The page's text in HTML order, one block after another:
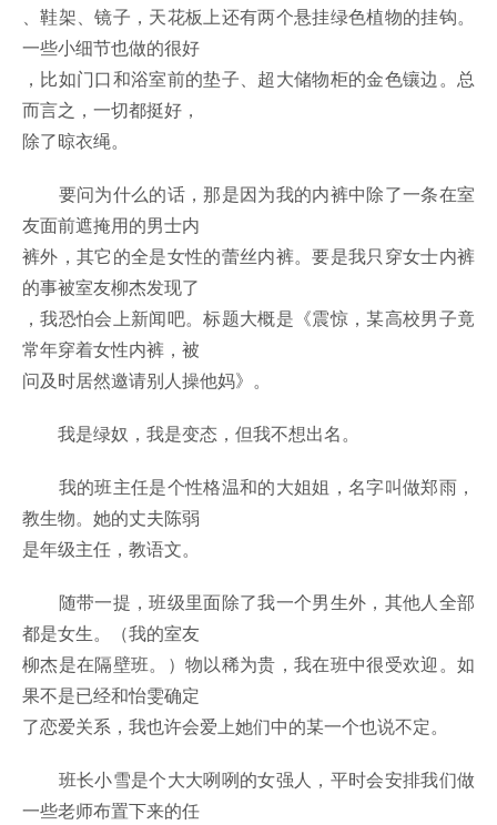
、鞋架、镜子，天花板上还有两个悬挂绿色植物的挂钩。
一些小细节也做的很好
，比如门口和浴室前的垫子、超大储物柜的金色镶边。总
而言之，一切都挺好，
除了晾衣绳。
要问为什么的话，那是因为我的内裤中除了一条在室
友面前遮掩用的男士内
裤外，其它的全是女性的蕾丝内裤。要是我只穿女士内裤
的事被室友柳杰发现了
，我恐怕会上新闻吧。标题大概是《震惊，某高校男子竟
常年穿着女性内裤，被
问及时居然邀请别人操他妈》。
我是绿奴，我是变态，但我不想出名。
我的班主任是个性格温和的大姐姐，名字叫做郑雨，
教生物。她的丈夫陈弱
是年级主任，教语文。
随带一提，班级里面除了我一个男生外，其他人全部
都是女生。（我的室友
柳杰是在隔壁班。）物以稀为贵，我在班中很受欢迎。如
果不是已经和怡雯确定
了恋爱关系，我也许会爱上她们中的某一个也说不定。
班长小雪是个大大咧咧的女强人，平时会安排我们做
一些老师布置下来的任